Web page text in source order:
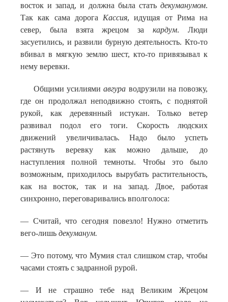
восток и запад, и должна была стать декуманумом.
Так как сама дорога Кассия, идущая от Рима на
север, была взята жрецом закардум. Люди
засуетились, и развили бурную деятельность. Кто-то
вбивал в мягкую землю шест, кто-то привязывал к
нему веревки.
Общими усилиямиавгура водрузили на повозку,
где он продолжал неподвижно стоять, с поднятой
рукой, как деревянный истукан. Только ветер
развивал подол его тоги. Скорость людских
движений увеличивалась. Надо было успеть
растянуть веревку как можно дальше, до
наступления полной темноты. Чтобы это было
возможным, приходилось вырубать растительность,
как на восток, так и на запад. Двое, работая
синхронно, переговаривались вполголоса:
— Считай, что сегодня повезло! Нужно отметить
вего-лишь декуманум.
— Это потому, что Мумия стал слишком стар, чтобы
часами стоять с задранной рурой.
— И не страшно тебе над Великим Жрецом